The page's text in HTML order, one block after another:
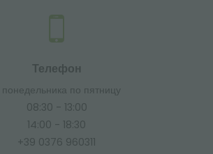
Телефон
по пятницу
08:30 - 13:00
14:00 - 18:30
+39 0376 960311